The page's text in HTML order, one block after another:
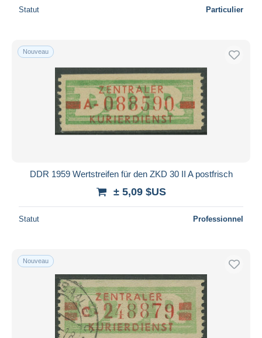
Statut Particulier
Nouveau
DDR 1959 Wertstreifen für den ZKD 30 II A postfrisch
± 5,09 $US
Statut Professionnel
Nouveau